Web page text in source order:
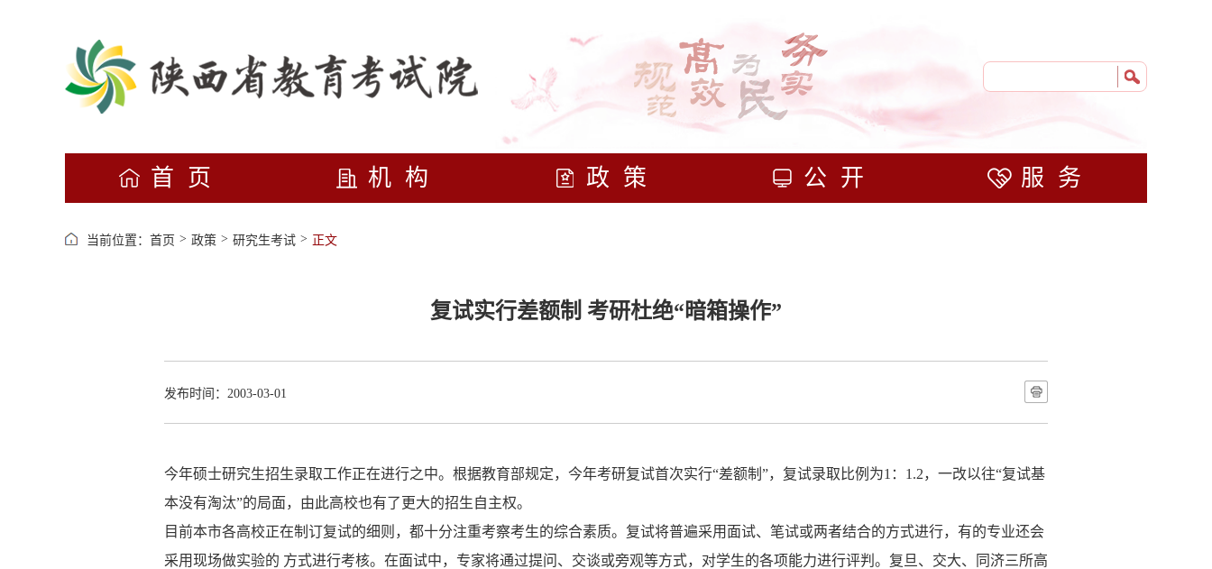
首页 机构 政策 公开 服务
当前位置： 首页 > 政策 > 研究生考试 > 正文
复试实行差额制 考研杜绝“暗箱操作”
发布时间：2003-03-01
今年硕士研究生招生录取工作正在进行之中。根据教育部规定，今年考研复试首次实行“差额制”，复试录取比例为1：1.2，一改以往“复试基
本没有淘汰”的局面，由此高校也有了更大的招生自主权。
目前本市各高校正在制订复试的细则，都十分注重考察考生的综合素质。复试将普遍采用面试、笔试或两者结合的方式进行，有的专业还会
采用现场做实验的 方式进行考核。在面试中，专家将通过提问、交谈或旁观等方式，对学生的各项能力进行评判。复旦、交大、同济三所高